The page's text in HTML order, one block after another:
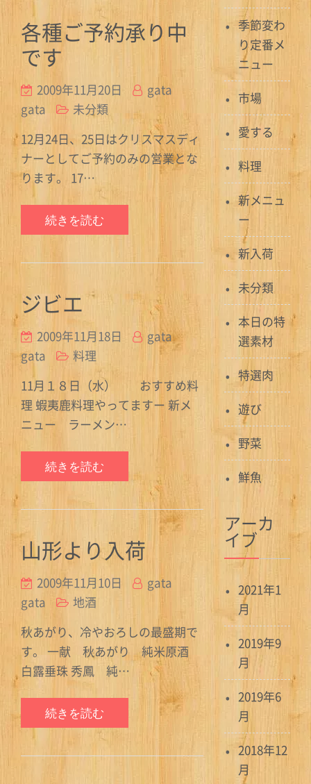
各種ご予約承り中
です
2009年11月20日
gata
gata
未分類
12月24日、25日はクリスマスディ
ナーとしてご予約のみの営業とな
ります。 17…
続きを読む
ジビエ
2009年11月18日
gata
gata
料理
11月１８日（水） おすすめ料
理 蝦夷鹿料理やってますー 新メ
ニュー ラーメン…
続きを読む
山形より入荷
2009年11月10日
gata
gata
地酒
秋あがり、冷やおろしの最盛期で
す。 一献 秋あがり 純米原酒
白露垂珠 秀鳳 純…
続きを読む
季節変わ
り定番メ
ニュー
市場
愛する
料理
新メニュ
ー
新入荷
未分類
本日の特
選素材
特選肉
遊び
野菜
鮮魚
アーカ
イブ
2021年1
月
2019年9
月
2019年6
月
2018年12
月